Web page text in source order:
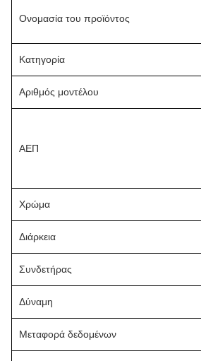
Ονομασία του προϊόντος
Κατηγορία
Αριθμός μοντέλου
ΑΕΠ
Χρώμα
Διάρκεια
Συνδετήρας
Δύναμη
Μεταφορά δεδομένων